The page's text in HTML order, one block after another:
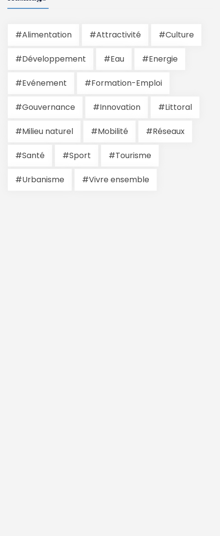
#Alimentation #Attractivité #Culture
#Développement #Eau #Energie
#Evénement #Formation-Emploi
#Gouvernance #Innovation #Littoral
#Milieu naturel #Mobilité #Réseaux
#Santé #Sport #Tourisme
#Urbanisme #Vivre ensemble